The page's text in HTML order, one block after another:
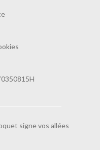
signe vos allées